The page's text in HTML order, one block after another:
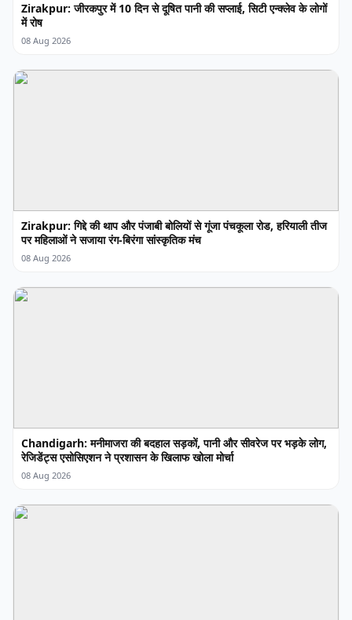
Zirakpur: जीरकपुर में 10 दिन से दूषित पानी की सप्लाई, सिटी एन्क्लेव के लोगों
में रोष
08 Aug 2026
Zirakpur: गिद्दे की थाप और पंजाबी बोलियों से गूंजा पंचकूला रोड, हरियाली तीज
पर महिलाओं ने सजाया रंग-बिरंगा सांस्कृतिक मंच
08 Aug 2026
Chandigarh: मनीमाजरा की बदहाल सड़कों, पानी और सीवरेज पर भड़के लोग,
रेजिडेंट्स एसोसिएशन ने प्रशासन के खिलाफ खोला मोर्चा
08 Aug 2026